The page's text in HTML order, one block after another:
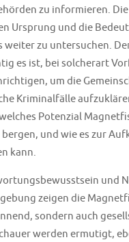
zu informieren.
Ursprung und die
zu untersuchen.
es ist, bei solcherart
um die
Kriminalfälle
Potenzial
und wie es zur
kann.
und
zeigen die
sondern auch
werden ermutigt,